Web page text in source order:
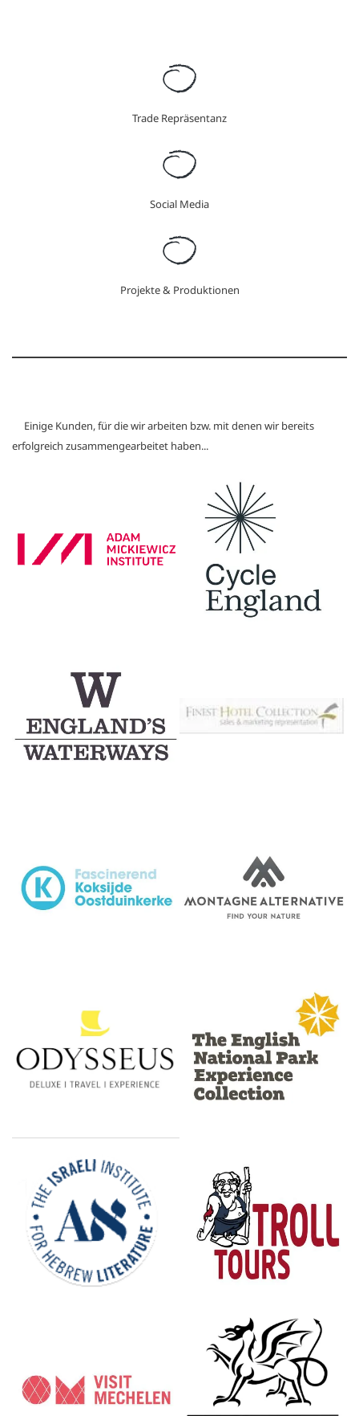
Trade Repräsentanz
Social Media
Projekte & Produktionen
Einige Kunden, für die wir arbeiten bzw. mit denen wir bereits
erfolgreich zusammengearbeitet haben...